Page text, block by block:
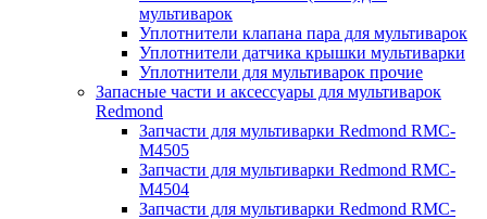
мультиварок
Уплотнители клапана пара для мультиварок
Уплотнители датчика крышки мультиварки
Уплотнители для мультиварок прочие
Запасные части и аксессуары для мультиварок
Redmond
Запчасти для мультиварки Redmond RMC-
M4505
Запчасти для мультиварки Redmond RMC-
M4504
Запчасти для мультиварки Redmond RMC-